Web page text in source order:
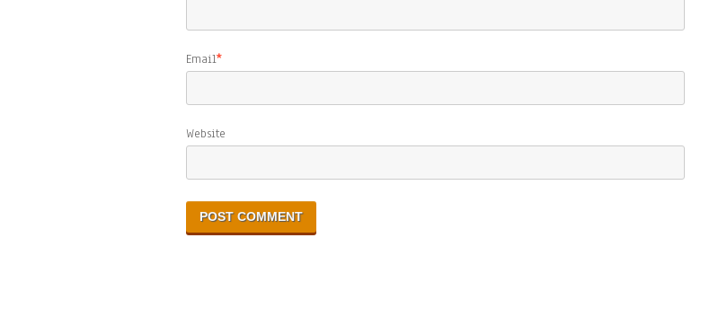
Email*
Website